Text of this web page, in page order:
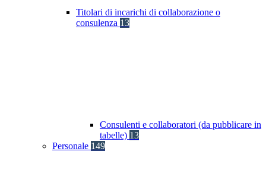
Titolari di incarichi di collaborazione o
consulenza 13
Consulenti e collaboratori (da pubblicare in
tabelle) 13
Personale 149